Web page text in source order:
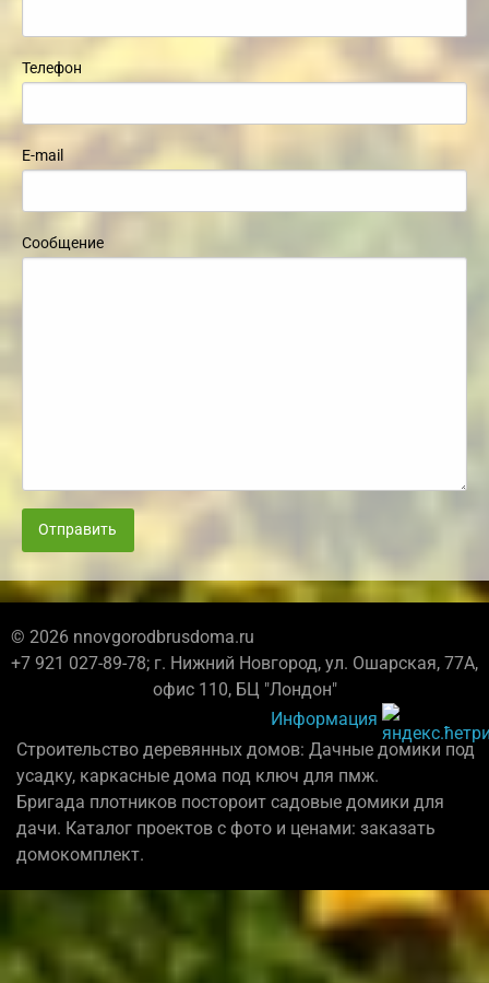
Телефон
E-mail
Сообщение
Отправить
© 2026 nnovgorodbrusdoma.ru
+7 921 027-89-78; г. Нижний Новгород, ул. Ошарская, 77А,
офис 110, БЦ "Лондон"
Информация
Строительство деревянных домов: Дачные домики под
усадку, каркасные дома под ключ для пмж.
Бригада плотников постороит садовые домики для
дачи. Каталог проектов с фото и ценами: заказать
домокомплект.